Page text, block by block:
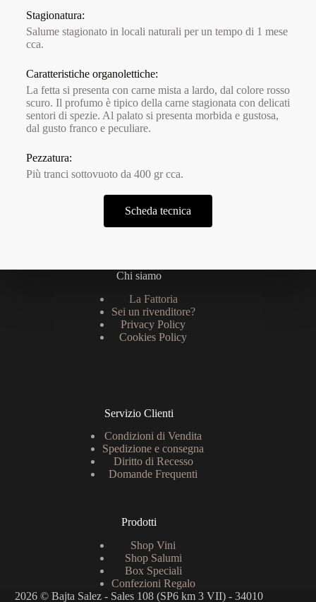
Stagionatura:
Salume stagionato in locali naturali per un tempo di 1 mese
cca.
Caratteristiche organolettiche:
La fetta si presenta con carne mista a lardo, dal colore rosso
scuro. Il profumo è tipico della carne stagionata con delicati
sentori di spezie. Al palato si presenta morbida e gustosa,
dal gusto franco e peculiare.
Pezzatura:
Più tranci sottovuoto da 400 gr cca.
Scheda tecnica
Chi siamo
La Fattoria
Sei un rivenditore?
Privacy Policy
Cookies Policy
Servizio Clienti
Condizioni di Vendita
Spedizione e consegna
Diritto di Recesso
Domande Frequenti
Prodotti
Shop Vini
Shop Salumi
Box Speciali
Confezioni Regalo
2026 © Bajta Salez - Sales 108 (SP6 km 3 VII) - 34010